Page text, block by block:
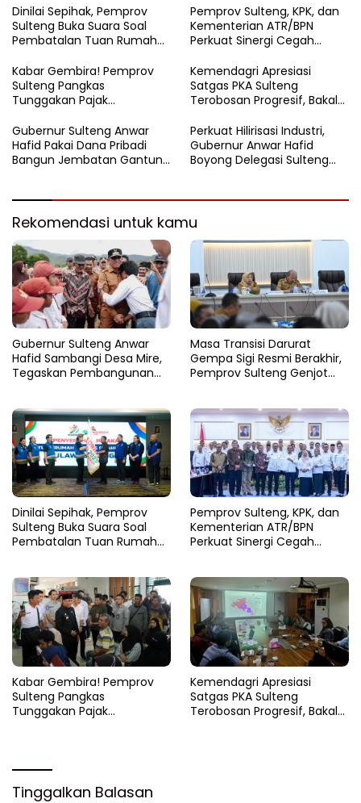
Touna
Dinilai Sepihak, Pemprov
Sulteng Buka Suara Soal
Pembatalan Tuan Rumah
Pemprov Sulteng, KPK, dan
Kementerian ATR/BPN
Perkuat Sinergi Cegah
Kabar Gembira! Pemprov
Sulteng Pangkas
Tunggakan Pajak
Persen
Kemendagri Apresiasi
Satgas PKA Sulteng
Terobosan Progresif, Bakal
Nasional
Gubernur Sulteng Anwar
Hafid Pakai Dana Pribadi
Bangun Jembatan Gantung
Perkuat Hilirisasi Industri,
Gubernur Anwar Hafid
Boyong Delegasi Sulteng
Rekomendasi untuk kamu
Gubernur Sulteng Anwar
Hafid Sambangi Desa Mire,
Tegaskan Pembangunan
Masa Transisi Darurat
Gempa Sigi Resmi Berakhir,
Pemprov Sulteng Genjot
Dinilai Sepihak, Pemprov
Sulteng Buka Suara Soal
Pembatalan Tuan Rumah
Pemprov Sulteng, KPK, dan
Kementerian ATR/BPN
Perkuat Sinergi Cegah
Kabar Gembira! Pemprov
Sulteng Pangkas
Tunggakan Pajak
Kemendagri Apresiasi
Satgas PKA Sulteng
Terobosan Progresif, Bakal
Tinggalkan Balasan